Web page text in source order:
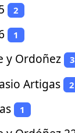
2
1
y Ordoñez 3
Artigas 2
1